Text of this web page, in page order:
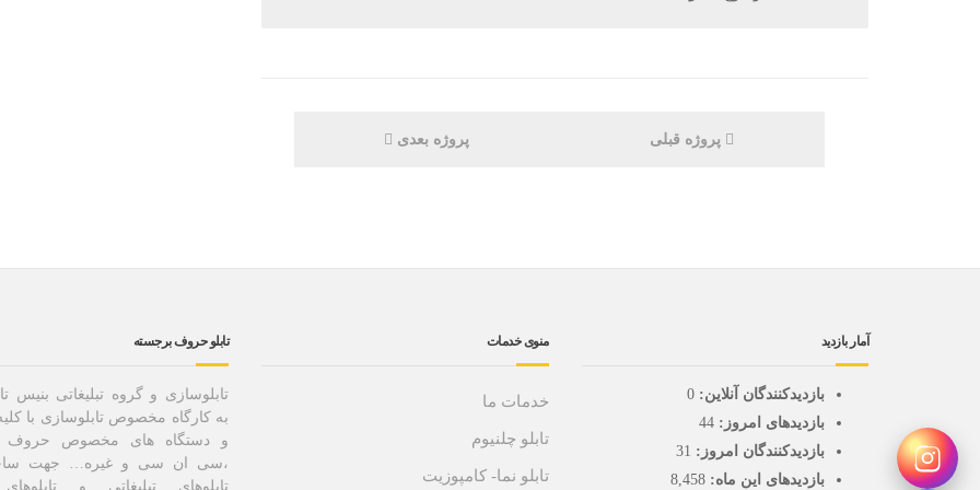
پروژه قبلی پروژه بعدی
آمار بازدید
بازدیدکنندگان آنلاین: 0
بازدیدهای امروز: 44
بازدیدکنندگان امروز: 31
بازدیدهای این ماه: 8,458
منوی خدمات
خدمات ما
تابلو چلنیوم
تابلو نما- کامپوزیت
تابلو حروف برجسته
تابلوسازی و گروه تبلیغاتی بنیس
به کارگاه مخصوص تابلوسازی با
و دستگاه های مخصوص حروف
،سی ان سی و غیره… جهت
تابلوهای تبلیغاتی و